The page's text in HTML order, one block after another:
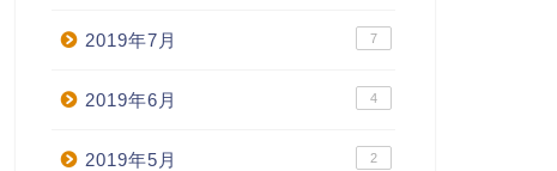
2019年7月 7
2019年6月 4
2019年5月 2